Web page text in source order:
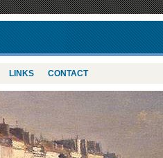
LINKS CONTACT